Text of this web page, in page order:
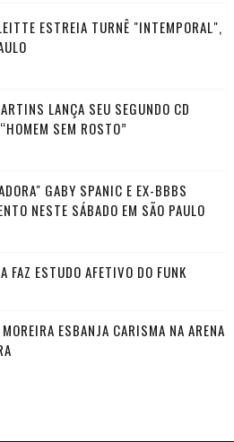
ESTREIA TURNÊ "INTEMPORAL",
LANÇA SEU SEGUNDO CD
SEM ROSTO”
GABY SPANIC E EX-BBBS
NESTE SÁBADO EM SÃO PAULO
FAZ ESTUDO AFETIVO DO FUNK
ESBANJA CARISMA NA ARENA